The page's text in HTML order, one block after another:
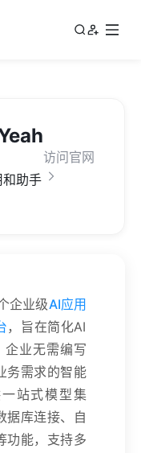
助手
访问官网
企业级AI应用
，旨在简化AI
企业无需编写
务需求的智能
站式模型集
据库连接、自
功能，支持多